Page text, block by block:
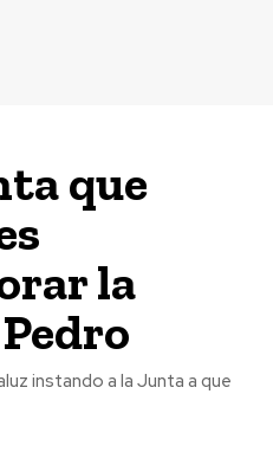
que
la
instando a la Junta a que